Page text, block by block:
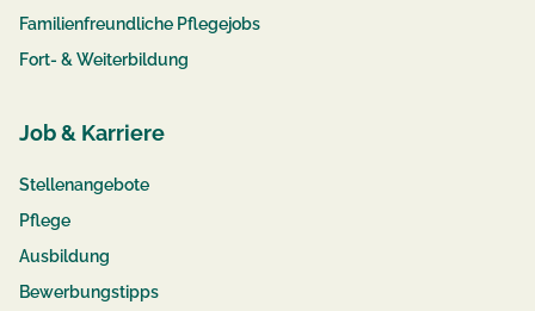
Familienfreundliche Pflegejobs
Fort- & Weiterbildung
Job & Karriere
Stellenangebote
Pflege
Ausbildung
Bewerbungstipps